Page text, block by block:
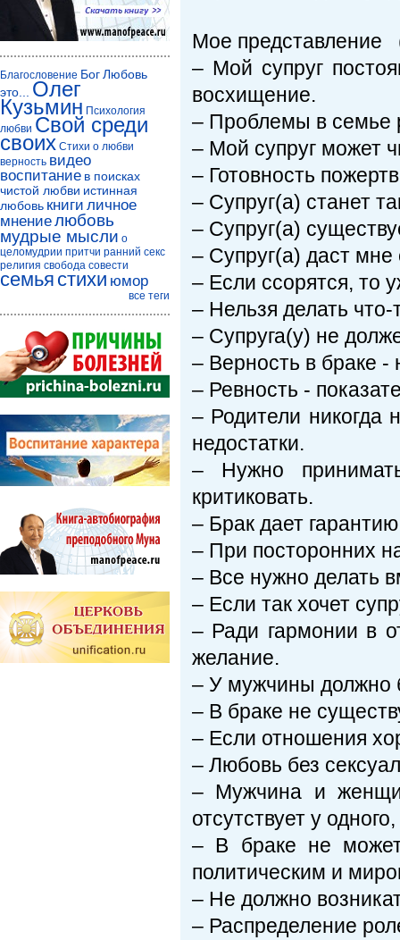
Мое представление
– Мой супруг
восхищение.
– Проблемы в семье
– Мой супруг может
– Готовность
– Супруг(а) станет
– Супруг(а)
– Супруг(а) даст мне
– Если ссорятся, то
– Нельзя делать
– Супруга(у) не
– Верность в браке
– Ревность -
– Родители никогда
недостатки.
– Нужно
критиковать.
– Брак дает
– При посторонних
– Все нужно делать
– Если так хочет
– Ради гармонии в
желание.
– У мужчины должно
– В браке не
– Если отношения
– Любовь без
– Мужчина и
отсутствует у
– В браке не
политическим и
– Не должно
– Распределение
Благословение БогЛюбовь
это...
Олег
Кузьмин Психология
любви Свой среди
своих Стихи о любви
верность видео
воспитание в поисках
чистой любви истинная
любовь книги личное
мнениелюбовь
мудрые мысли о
целомудрии притчи ранний секс
религия свобода совести
семья стихи юмор
все теги